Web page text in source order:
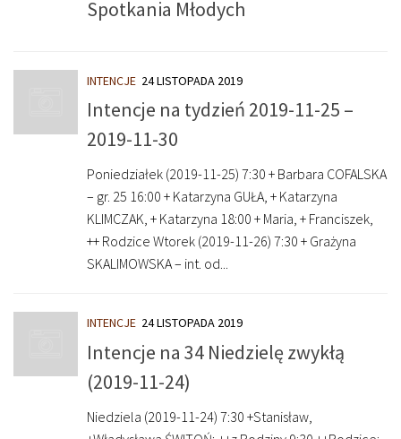
Spotkania Młodych
INTENCJE 24 LISTOPADA 2019
Intencje na tydzień 2019-11-25 –
2019-11-30
Poniedziałek (2019-11-25) 7:30 + Barbara COFALSKA
– gr. 25 16:00 + Katarzyna GUŁA, + Katarzyna
KLIMCZAK, + Katarzyna 18:00 + Maria, + Franciszek,
++ Rodzice Wtorek (2019-11-26) 7:30 + Grażyna
SKALIMOWSKA – int. od...
INTENCJE 24 LISTOPADA 2019
Intencje na 34 Niedzielę zwykłą
(2019-11-24)
Niedziela (2019-11-24) 7:30 +Stanisław,